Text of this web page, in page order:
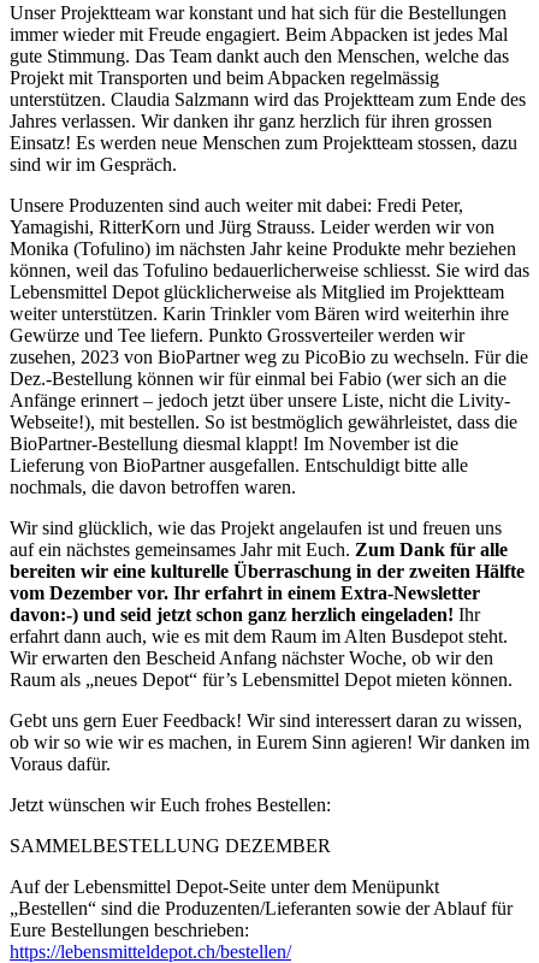
Unser Projektteam war konstant und hat sich für die Bestellungen
immer wieder mit Freude engagiert. Beim Abpacken ist jedes Mal
gute Stimmung. Das Team dankt auch den Menschen, welche das
Projekt mit Transporten und beim Abpacken regelmässig
unterstützen. Claudia Salzmann wird das Projektteam zum Ende des
Jahres verlassen. Wir danken ihr ganz herzlich für ihren grossen
Einsatz! Es werden neue Menschen zum Projektteam stossen, dazu
sind wir im Gespräch.
Unsere Produzenten sind auch weiter mit dabei: Fredi Peter,
Yamagishi, RitterKorn und Jürg Strauss. Leider werden wir von
Monika (Tofulino) im nächsten Jahr keine Produkte mehr beziehen
können, weil das Tofulino bedauerlicherweise schliesst. Sie wird das
Lebensmittel Depot glücklicherweise als Mitglied im Projektteam
weiter unterstützen. Karin Trinkler vom Bären wird weiterhin ihre
Gewürze und Tee liefern. Punkto Grossverteiler werden wir
zusehen, 2023 von BioPartner weg zu PicoBio zu wechseln. Für die
Dez.-Bestellung können wir für einmal bei Fabio (wer sich an die
Anfänge erinnert – jedoch jetzt über unsere Liste, nicht die Livity-
Webseite!), mit bestellen. So ist bestmöglich gewährleistet, dass die
BioPartner-Bestellung diesmal klappt! Im November ist die
Lieferung von BioPartner ausgefallen. Entschuldigt bitte alle
nochmals, die davon betroffen waren.
Wir sind glücklich, wie das Projekt angelaufen ist und freuen uns
auf ein nächstes gemeinsames Jahr mit Euch. Zum Dank für alle
bereiten wir eine kulturelle Überraschung in der zweiten Hälfte
vom Dezember vor. Ihr erfahrt in einem Extra-Newsletter
davon:-) und seid jetzt schon ganz herzlich eingeladen! Ihr
erfahrt dann auch, wie es mit dem Raum im Alten Busdepot steht.
Wir erwarten den Bescheid Anfang nächster Woche, ob wir den
Raum als „neues Depot“ für’s Lebensmittel Depot mieten können.
Gebt uns gern Euer Feedback! Wir sind interessert daran zu wissen,
ob wir so wie wir es machen, in Eurem Sinn agieren! Wir danken im
Voraus dafür.
Jetzt wünschen wir Euch frohes Bestellen:
SAMMELBESTELLUNG DEZEMBER
Auf der Lebensmittel Depot-Seite unter dem Menüpunkt
„Bestellen“ sind die Produzenten/Lieferanten sowie der Ablauf für
Eure Bestellungen beschrieben:
https://lebensmitteldepot.ch/bestellen/